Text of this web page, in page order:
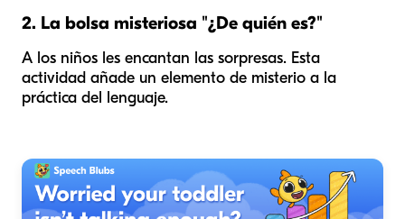
2. La bolsa misteriosa "¿De quién es?"
A los niños les encantan las sorpresas. Esta
actividad añade un elemento de misterio a la
práctica del lenguaje.